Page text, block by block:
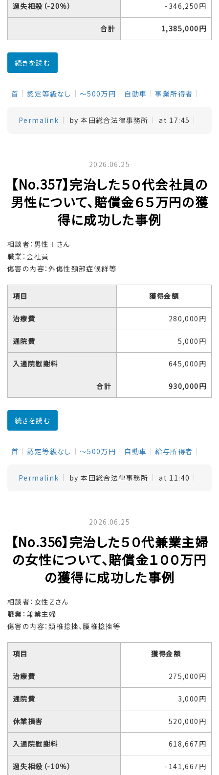
過失相殺（-20％） -346,250円
合計 1,385,000円
続きを読む
首 認定等級なし ～500万円 自動車 事業所得者
Permalink by 本田総合法律事務所 at 17:45
2026.06.25
【No.357】完治した５０代会社員の
男性について、賠償金６５万円の獲
得に成功した事例
相談者：男性Ⅰさん
職業：会社員
傷害の内容：外傷性頚部症候群等
項目 獲得金額
治療費 280,000円
通院費 5,000円
入通院慰謝料 645,000円
合計 930,000円
続きを読む
首 認定等級なし ～500万円 自動車 給与所得者
Permalink by 本田総合法律事務所 at 11:40
2026.06.25
【No.356】完治した５０代兼業主婦
の女性について、賠償金１００万円
の獲得に成功した事例
相談者：女性Ｚさん
職業：兼業主婦
傷害の内容：頚椎捻挫、腰椎捻挫等
項目 獲得金額
治療費 275,000円
通院費 3,000円
休業損害 520,000円
入通院慰謝料 618,667円
過失相殺（-10％） -141,667円